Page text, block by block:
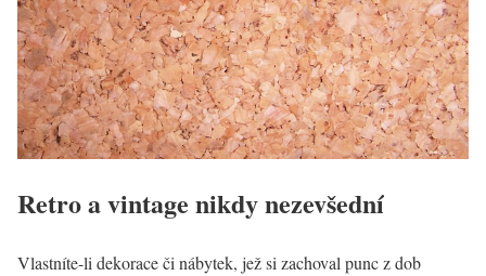
Retro a vintage nikdy nezevšední
Vlastníte-li dekorace či nábytek, jež si zachoval punc z dob